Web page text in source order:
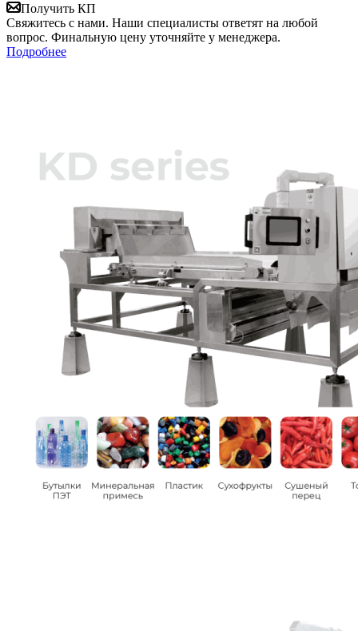
Получить КП
Свяжитесь с нами. Наши специалисты ответят на любой
вопрос. Финальную цену уточняйте у менеджера.
Подробнее